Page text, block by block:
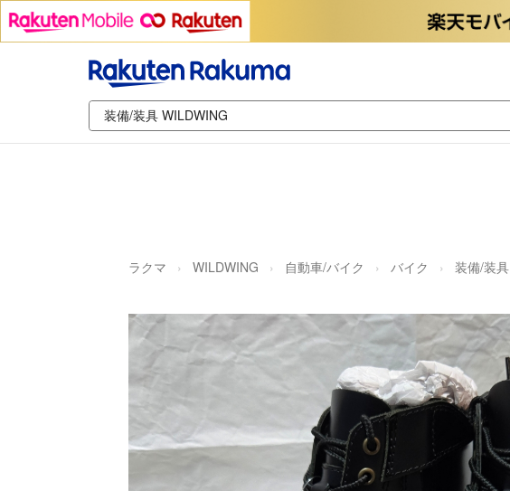
ラクマ WILDWING 自動車/バイク バイク 装備/装具